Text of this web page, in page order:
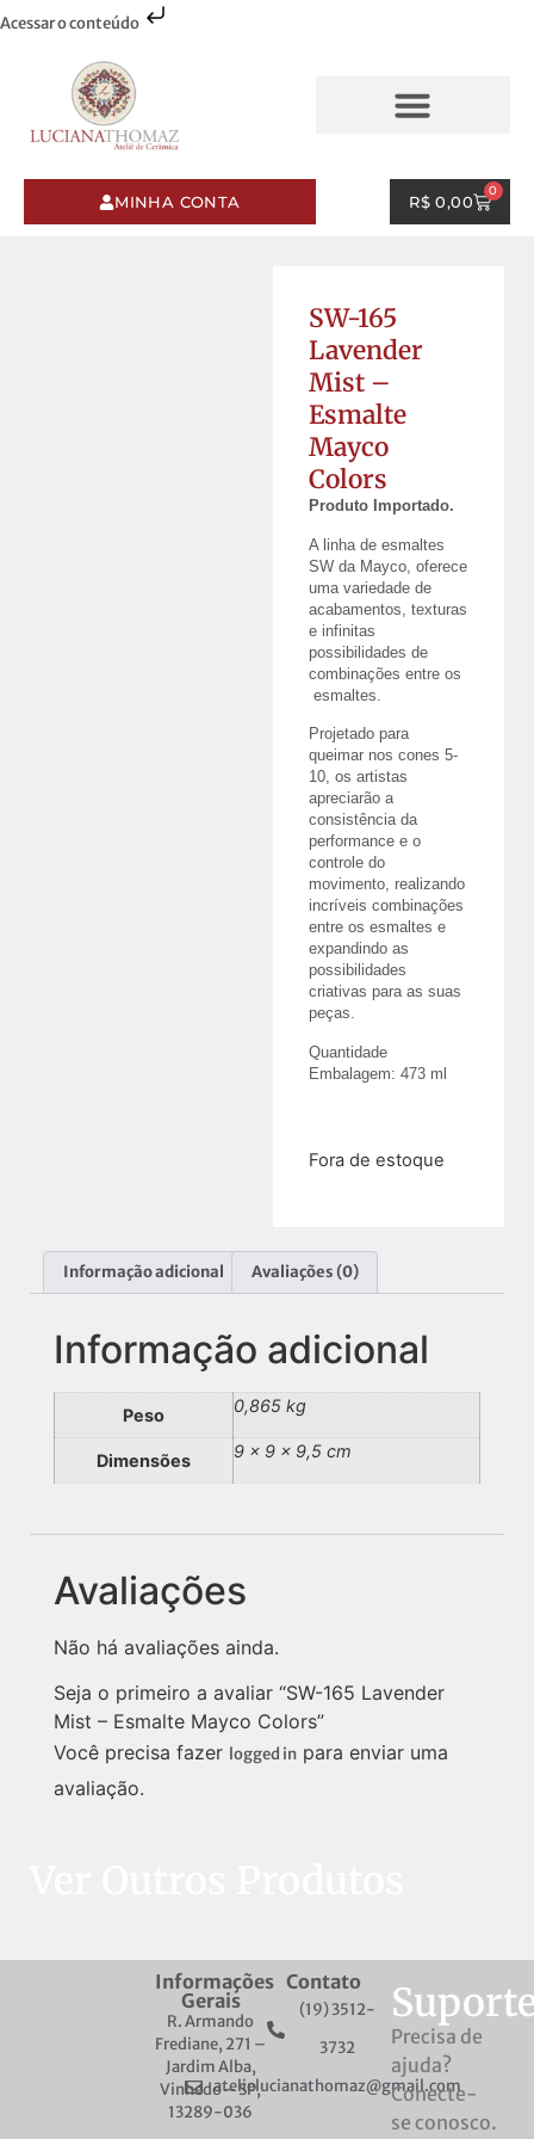
Acessar o conteúdo
MINHA CONTA R$0,00
0
SW-165
Lavender
Mist –
Esmalte
Mayco
Colors
Produto Importado.
A linha de esmaltes
SW da Mayco, oferece
uma variedade de
acabamentos, texturas
e infinitas
possibilidades de
combinações entre os
esmaltes.
Projetado para
queimar nos cones 5-
10, os artistas
apreciarão a
consistência da
performance e o
controle do
movimento, realizando
incríveis combinações
entre os esmaltes e
expandindo as
possibilidades
criativas para as suas
peças.
Quantidade
Embalagem: 473 ml
Fora de estoque
Informação adicional Avaliações (0)
Informação adicional
Peso 0,865 kg
Dimensões 9 × 9 × 9,5 cm
Avaliações
Não há avaliações ainda.
Seja o primeiro a avaliar “SW-165 Lavender
Mist – Esmalte Mayco Colors”
Você precisa fazer logged in para enviar uma
avaliação.
Informações
Gerais
R. Armando
Frediane, 271 –
Jardim Alba,
Vinhedo – SP,
13289-036
Contato
(19) 3512-
3732
atelielucianathomaz@gmail.com
Precisa de
ajuda?
Conecte-
se conosco.